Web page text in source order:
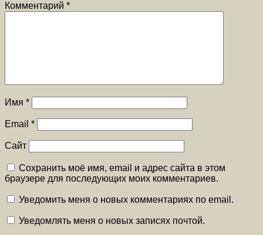
Комментарий *
Имя *
Email *
Сайт
Сохранить моё имя, email и адрес сайта в этом
браузере для последующих моих комментариев.
Уведомить меня о новых комментариях по email.
Уведомлять меня о новых записях почтой.